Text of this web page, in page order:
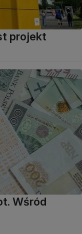
projekt
Wśród